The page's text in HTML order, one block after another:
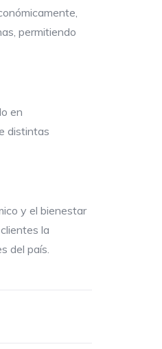
permitiendo
en
distintas
y el bienestar
la
del país.